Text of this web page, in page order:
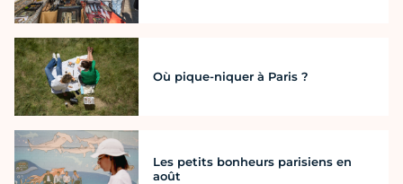
Où pique-niquer à Paris ?
Les petits bonheurs parisiens en
août